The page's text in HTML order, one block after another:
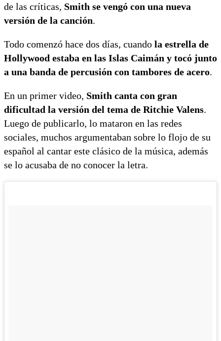
de las críticas, Smith se vengó con una nueva
versión de la canción.
Todo comenzó hace dos días, cuando la estrella de
Hollywood estaba en las Islas Caimán y tocó junto
a una banda de percusión con tambores de acero.
En un primer video, Smith canta con gran
dificultad la versión del tema de Ritchie Valens.
Luego de publicarlo, lo mataron en las redes
sociales, muchos argumentaban sobre lo flojo de su
español al cantar este clásico de la música, además
se lo acusaba de no conocer la letra.